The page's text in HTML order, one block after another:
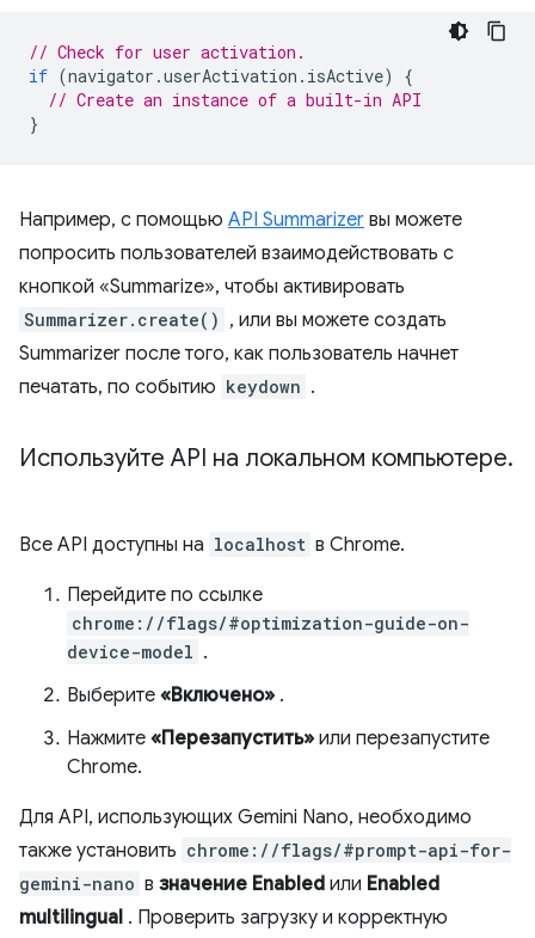
// Check for user activation.
if (navigator .userActivation . isActive)
{
// Create an instance of a built-in API
}
Например, с помощью API Summarizer вы можете
попросить пользователей взаимодействовать с
кнопкой «Summarize», чтобы активировать
Summarizer.create() , или вы можете создать
Summarizer после того, как пользователь начнет
печатать, по событию keydown .
Используйте API на локальном компьютере.
Все API доступны на localhost в Chrome.
Перейдите по ссылке
chrome://flags/#optimization-guide-on-
device-model .
Выберите «Включено» .
Нажмите «Перезапустить» или перезапустите
Chrome.
Для API, использующих Gemini Nano, необходимо
также установить chrome://flags/#prompt-api-for-
gemini-nano в значение Enabled или Enabled
multilingual . Проверить загрузку и корректную